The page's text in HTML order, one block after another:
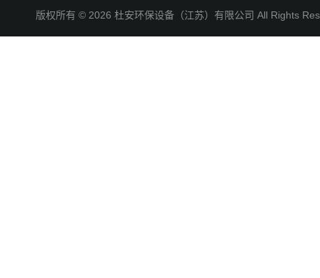
版权所有 © 2026 杜安环保设备（江苏）有限公司 All Rights